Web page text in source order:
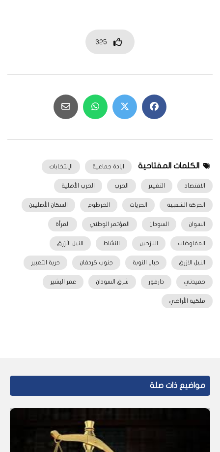
325
الكلمات المفتاحية ابادة جماعية الإنتخابات
الاقتصاد التغيير الحرب الحرب الأهلية
الحركة الشعبية الحريات الخرطوم السكان الأصليين
السوان السودان المؤتمر الوطني المرأة
المفاوضات النازحين النشاط النيل الأزرق
النيل الازرق جبال النوبة جنوب كردفان حرية التعبير
حميدتي دارفور شرق السودان عمر البشير
ملكية الأراضي
مواضيع ذات صلة